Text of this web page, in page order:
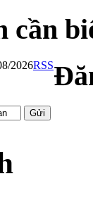
cần
2026RSS